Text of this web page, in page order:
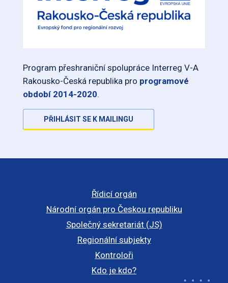
Program přeshraniční spolupráce Interreg V-A
Rakousko-Česká republika pro programové
období 2014-2020.
PŘIHLÁSIT SE K MAILINGU
Řídicí orgán
Národní orgán pro Českou republiku
Společný sekretariát (JS)
Regionální subjekty
Kontroloři
Kdo je kdo?